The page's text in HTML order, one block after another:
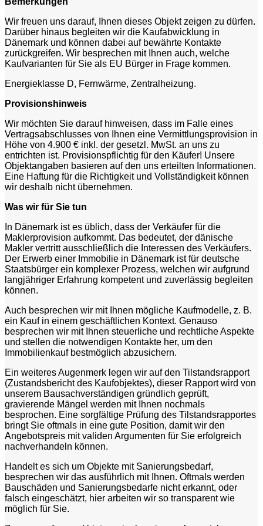
Wir freuen uns darauf, Ihnen dieses Objekt zeigen zu dürfen.
Darüber hinaus begleiten wir die Kaufabwicklung in
Dänemark und können dabei auf bewährte Kontakte
zurückgreifen. Wir besprechen mit Ihnen auch, welche
Kaufvarianten für Sie als EU Bürger in Frage kommen.
Energieklasse D, Fernwärme, Zentralheizung.
Provisionshinweis
Wir möchten Sie darauf hinweisen, dass im Falle eines
Vertragsabschlusses von Ihnen eine Vermittlungsprovision in
Höhe von 4.900 € inkl. der gesetzl. MwSt. an uns zu
entrichten ist. Provisionspflichtig für den Käufer! Unsere
Objektangaben basieren auf den uns erteilten Informationen.
Eine Haftung für die Richtigkeit und Vollständigkeit können
wir deshalb nicht übernehmen.
Was wir für Sie tun
In Dänemark ist es üblich, dass der Verkäufer für die
Maklerprovision aufkommt. Das bedeutet, der dänische
Makler vertritt ausschließlich die Interessen des Verkäufers.
Der Erwerb einer Immobilie in Dänemark ist für deutsche
Staatsbürger ein komplexer Prozess, welchen wir aufgrund
langjähriger Erfahrung kompetent und zuverlässig begleiten
können.
Auch besprechen wir mit Ihnen mögliche Kaufmodelle, z. B.
ein Kauf in einem geschäftlichen Kontext. Genauso
besprechen wir mit Ihnen steuerliche und rechtliche Aspekte
und stellen die notwendigen Kontakte her, um den
Immobilienkauf bestmöglich abzusichern.
Ein weiteres Augenmerk legen wir auf den Tilstandsrapport
(Zustandsbericht des Kaufobjektes), dieser Rapport wird von
unserem Bausachverständigen gründlich geprüft,
gravierende Mängel werden mit Ihnen nochmals
besprochen. Eine sorgfältige Prüfung des Tilstandsrapportes
bringt Sie oftmals in eine gute Position, damit wir den
Angebotspreis mit validen Argumenten für Sie erfolgreich
nachverhandeln können.
Handelt es sich um Objekte mit Sanierungsbedarf,
besprechen wir das ausführlich mit Ihnen. Oftmals werden
Bauschäden und Sanierungsbedarfe nicht erkannt, oder
falsch eingeschätzt, hier arbeiten wir so transparent wie
möglich für Sie.